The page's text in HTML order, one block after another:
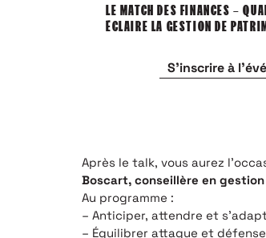
LE MATCH DES FINANCES –
ÉCLAIRE LA GESTION DE
S'inscrire à
Après le talk, vous aurez
Boscart, conseillère en
Au programme :
– Anticiper, attendre et
– Équilibrer attaque et